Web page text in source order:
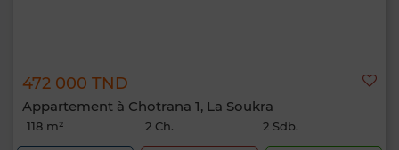
472 000 TND
Appartement à Chotrana 1, La Soukra
118 m² 2 Ch. 2 Sdb.